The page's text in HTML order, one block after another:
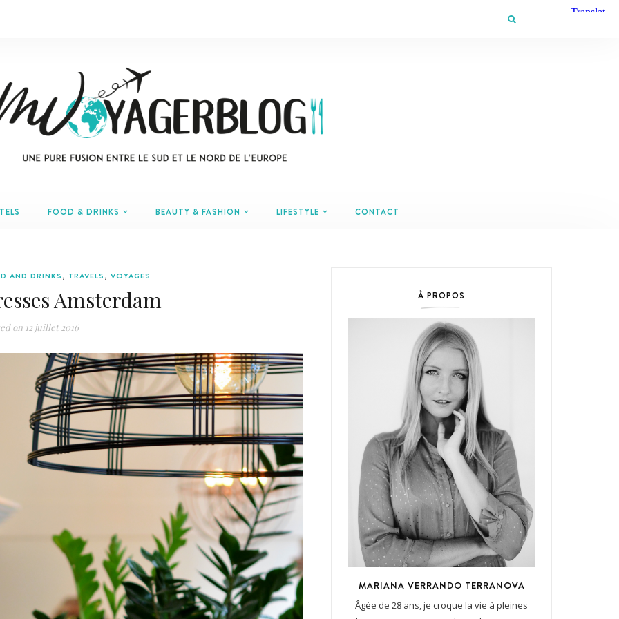
FOOD & DRINKS BEAUTY & FASHION LIFESTYLE CONTACT
AND DRINKS, TRAVELS, VOYAGES
Amsterdam
on 12 juillet 2016
À PROPOS
MARIANA VERRANDO TERRANOVA
Âgée de 28 ans, je croque la vie à pleines